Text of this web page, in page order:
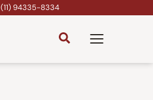
(11) 94335-8334